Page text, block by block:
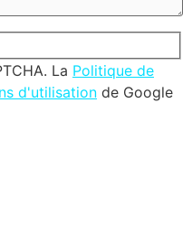
La Politique de
d'utilisation de Google